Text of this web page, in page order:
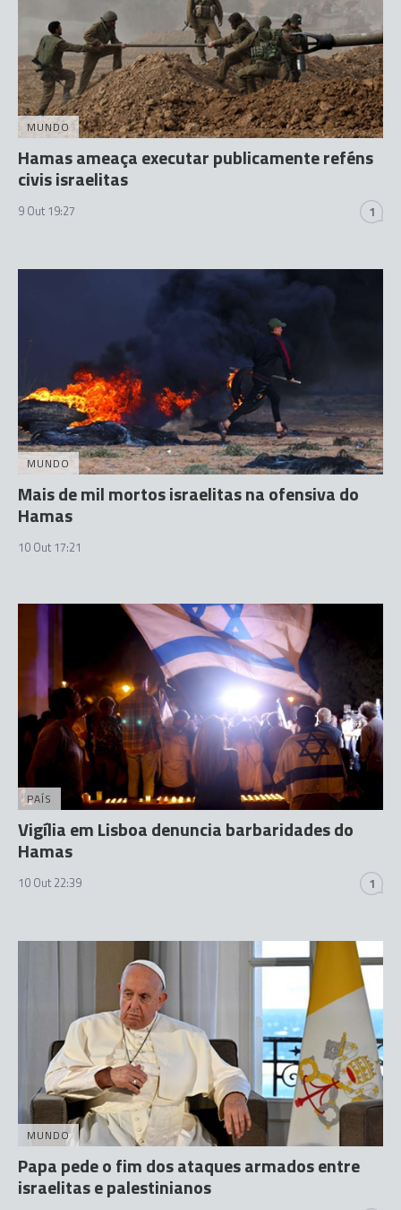
MUNDO
Hamas ameaça executar publicamente reféns
civis israelitas
9 Out 19:27 1
MUNDO
Mais de mil mortos israelitas na ofensiva do
Hamas
10 Out 17:21
PAÍS
Vigília em Lisboa denuncia barbaridades do
Hamas
10 Out 22:39 1
MUNDO
Papa pede o fim dos ataques armados entre
israelitas e palestinianos